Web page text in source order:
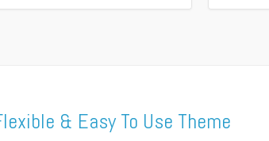
& Easy To Use Theme